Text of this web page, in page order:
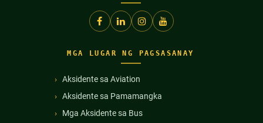
MGA LUGAR NG PAGSASANAY
Aksidente sa Aviation
Aksidente sa Pamamangka
Mga Aksidente sa Bus